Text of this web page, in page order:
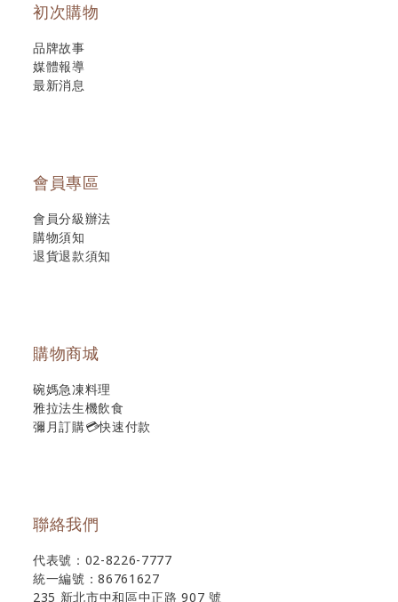
初次購物
品牌故事
媒體報導
最新消息
會員專區
會員分級辦法
購物須知
退貨退款須知
購物商城
碗媽急凍料理
雅拉法生機飲食
彌月訂購💳快速付款
聯絡我們
代表號：02-8226-7777
統一編號：86761627
235 新北市中和區中正路 907 號